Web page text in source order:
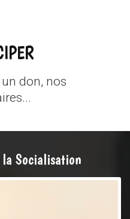
don, nos
la Socialisation